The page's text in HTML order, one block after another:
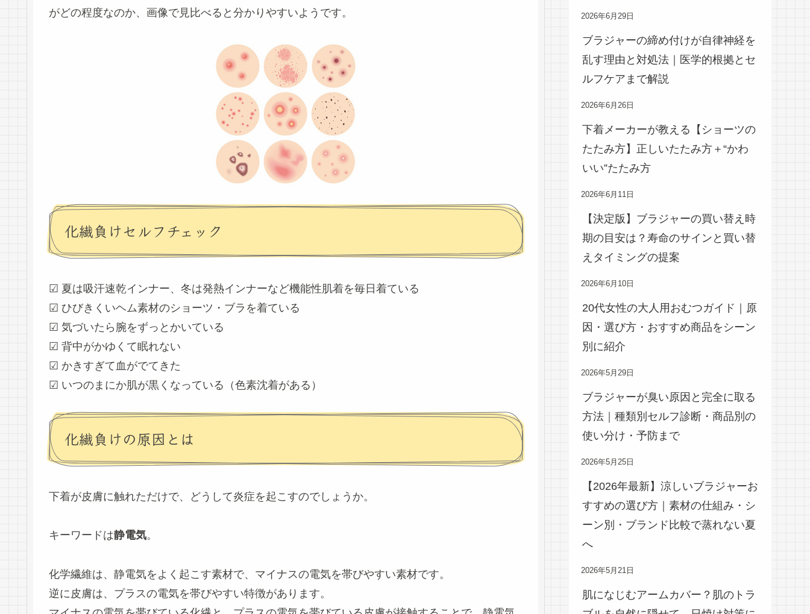
がどの程度なのか、画像で見比べると分かりやすいようです。
化繊負けセルフチェック
☑ 夏は吸汗速乾インナー、冬は発熱インナーなど機能性肌着を毎日着ている
☑ ひびきくいヘム素材のショーツ・ブラを着ている
☑ 気づいたら腕をずっとかいている
☑ 背中がかゆくて眠れない
☑ かきすぎて血がでてきた
☑ いつのまにか肌が黒くなっている（色素沈着がある）
化繊負けの原因とは
下着が皮膚に触れただけで、どうして炎症を起こすのでしょうか。
キーワードは静電気。
化学繊維は、静電気をよく起こす素材で、マイナスの電気を帯びやすい素材です。
逆に皮膚は、プラスの電気を帯びやすい特徴があります。
2026年6月29日
ブラジャーの締め付けが自律神経を
乱す理由と対処法｜医学的根拠とセ
ルフケアまで解説
2026年6月26日
下着メーカーが教える【ショーツの
たたみ方】正しいたたみ方＋“かわ
いい”たたみ方
2026年6月11日
【決定版】ブラジャーの買い替え時
期の目安は？寿命のサインと買い替
えタイミングの提案
2026年6月10日
20代女性の大人用おむつガイド｜原
因・選び方・おすすめ商品をシーン
別に紹介
2026年5月29日
ブラジャーが臭い原因と完全に取る
方法｜種類別セルフ診断・商品別の
使い分け・予防まで
2026年5月25日
【2026年最新】涼しいブラジャーお
すすめの選び方｜素材の仕組み・シ
ーン別・ブランド比較で蒸れない夏
へ
2026年5月21日
肌になじむアームカバー？肌のトラ